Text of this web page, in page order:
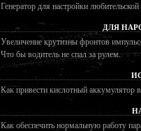
Генератор для настройки
ДЛЯ
Увеличение крутизны фронтов
Что бы водитель не спал за рулем.
Как привести кислотный аккумулятор
Как обеспечить нормальную работу